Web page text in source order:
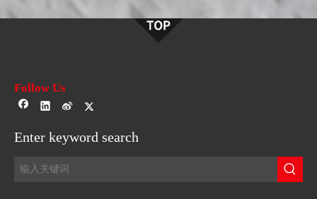
Follow Us
Enter keyword search